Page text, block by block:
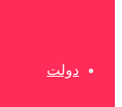
دولت